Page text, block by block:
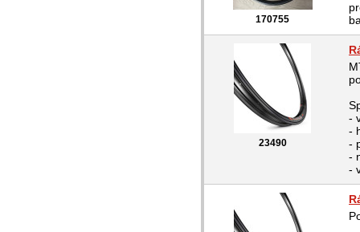
170755
23490
-
-
-
-
-